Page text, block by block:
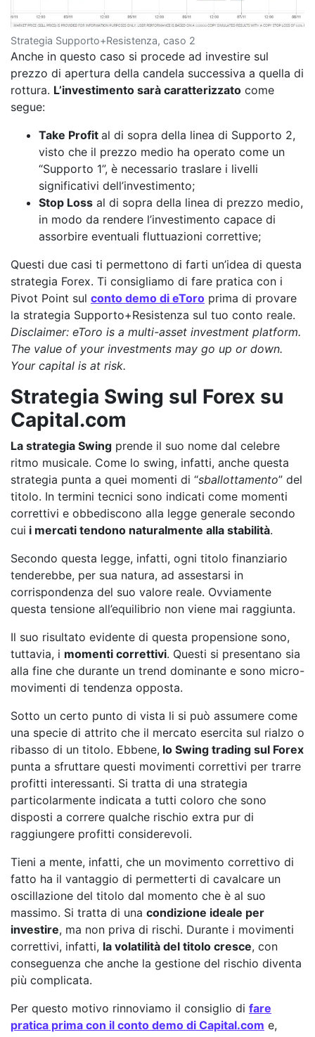
Strategia Supporto+Resistenza, caso 2
Anche in questo caso si procede ad investire sul
prezzo di apertura della candela successiva a quella di
rottura. L’investimento sarà caratterizzato come
segue:
Take Profit al di sopra della linea di Supporto 2,
visto che il prezzo medio ha operato come un
“Supporto 1”, è necessario traslare i livelli
significativi dell’investimento;
Stop Loss al di sopra della linea di prezzo medio,
in modo da rendere l’investimento capace di
assorbire eventuali fluttuazioni correttive;
Questi due casi ti permettono di farti un’idea di questa
strategia Forex. Ti consigliamo di fare pratica con i
Pivot Point sul conto demo di eToro prima di provare
la strategia Supporto+Resistenza sul tuo conto reale.
Disclaimer: eToro is a multi-asset investment platform.
The value of your investments may go up or down.
Your capital is at risk.
Strategia Swing sul Forex su
Capital.com
La strategia Swing prende il suo nome dal celebre
ritmo musicale. Come lo swing, infatti, anche questa
strategia punta a quei momenti di “sballottamento” del
titolo. In termini tecnici sono indicati come momenti
correttivi e obbediscono alla legge generale secondo
cui i mercati tendono naturalmente alla stabilità.
Secondo questa legge, infatti, ogni titolo finanziario
tenderebbe, per sua natura, ad assestarsi in
corrispondenza del suo valore reale. Ovviamente
questa tensione all’equilibrio non viene mai raggiunta.
Il suo risultato evidente di questa propensione sono,
tuttavia, i momenti correttivi. Questi si presentano sia
alla fine che durante un trend dominante e sono micro-
movimenti di tendenza opposta.
Sotto un certo punto di vista li si può assumere come
una specie di attrito che il mercato esercita sul rialzo o
ribasso di un titolo. Ebbene, lo Swing trading sul Forex
punta a sfruttare questi movimenti correttivi per trarre
profitti interessanti. Si tratta di una strategia
particolarmente indicata a tutti coloro che sono
disposti a correre qualche rischio extra pur di
raggiungere profitti considerevoli.
Tieni a mente, infatti, che un movimento correttivo di
fatto ha il vantaggio di permetterti di cavalcare un
oscillazione del titolo dal momento che è al suo
massimo. Si tratta di una condizione ideale per
investire, ma non priva di rischi. Durante i movimenti
correttivi, infatti, la volatilità del titolo cresce, con
conseguenza che anche la gestione del rischio diventa
più complicata.
Per questo motivo rinnoviamo il consiglio di fare
pratica prima con il conto demo di Capital.com e,